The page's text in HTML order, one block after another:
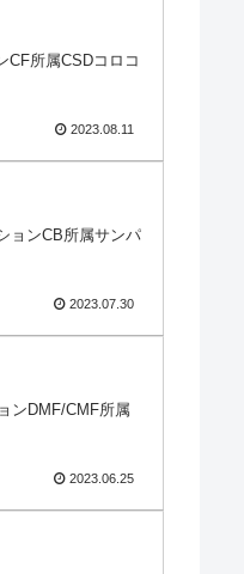
CF所属CSDコロコ
2023.08.11
ョンCB所属サンパ
2023.07.30
ンDMF/CMF所属
2023.06.25